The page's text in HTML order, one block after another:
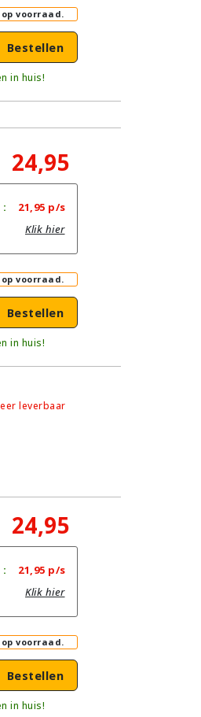
op voorraad.
Bestellen
in huis!
24,95
: 21,95 p/s
Klik hier
op voorraad.
Bestellen
in huis!
leverbaar
24,95
: 21,95 p/s
Klik hier
op voorraad.
Bestellen
in huis!